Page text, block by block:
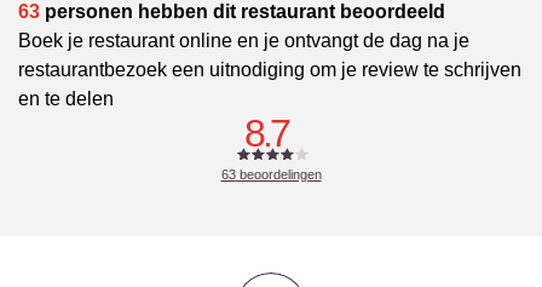
63 personen hebben dit restaurant beoordeeld
Boek je restaurant online en je ontvangt de dag na je
restaurantbezoek een uitnodiging om je review te schrijven
en te delen
8.7
63beoordelingen